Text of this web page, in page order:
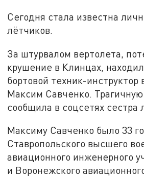
Сегодня стала известна
лётчиков.
За штурвалом вертолета,
крушение в Клинцах,
бортовой техник-
Максим Савченко. Трагичную
сообщила в соцсетях сестра
Максиму Савченко было 33
Ставропольского высшего
авиационного инженерного
и Воронежского